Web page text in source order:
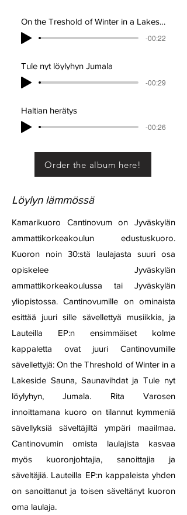
On the Treshold of Winter in a Lakeside Sauna
-00:22
Tule nyt löylyhyn Jumala
-00:29
Haltian herätys
-00:26
Order the album here!
Löylyn lämmössä
Kamarikuoro Cantinovum on Jyväskylän
ammattikorkeakoulun edustuskuoro.
Kuoron noin 30:stä laulajasta suuri osa
opiskelee Jyväskylän
ammattikorkeakoulussa tai Jyväskylän
yliopistossa. Cantinovumille on ominaista
esittää juuri sille sävellettyä musiikkia, ja
Lauteilla EP:n ensimmäiset kolme
kappaletta ovat juuri Cantinovumille
sävellettyjä: On the Threshold of Winter in a
Lakeside Sauna, Saunavihdat ja Tule nyt
löylyhyn, Jumala. Rita Varosen
innoittamana kuoro on tilannut kymmeniä
sävellyksiä säveltäjiltä ympäri maailmaa.
Cantinovumin omista laulajista kasvaa
myös kuoronjohtajia, sanoittajia ja
säveltäjiä. Lauteilla EP:n kappaleista yhden
on sanoittanut ja toisen säveltänyt kuoron
oma laulaja.